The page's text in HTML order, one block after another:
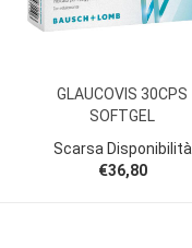
GLAUCOVIS 30CPS
SOFTGEL
Scarsa Disponibilità
€36,80